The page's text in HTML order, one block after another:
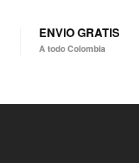
ENVIO GRATIS
A todo Colombia